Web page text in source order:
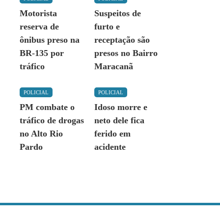
Motorista
reserva de
ônibus preso na
BR-135 por
tráfico
Suspeitos de
furto e
receptação são
presos no Bairro
Maracanã
POLICIAL
PM combate o
tráfico de drogas
no Alto Rio
Pardo
POLICIAL
Idoso morre e
neto dele fica
ferido em
acidente